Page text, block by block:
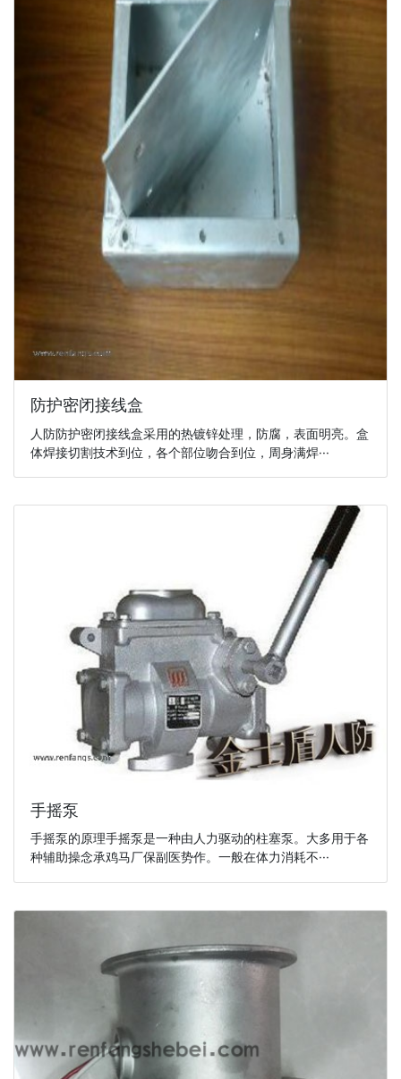
防护密闭接线盒
人防防护密闭接线盒采用的热镀锌处理，防腐，表面明亮。盒
体焊接切割技术到位，各个部位吻合到位，周身满焊···
手摇泵
手摇泵的原理手摇泵是一种由人力驱动的柱塞泵。大多用于各
种辅助操念承鸡马厂保副医势作。一般在体力消耗不···